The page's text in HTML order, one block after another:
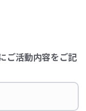
ご活動内容をご記